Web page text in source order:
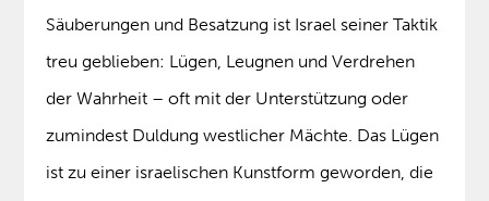
Säuberungen und Besatzung ist Israel seiner Taktik
treu geblieben: Lügen, Leugnen und Verdrehen
der Wahrheit – oft mit der Unterstützung oder
zumindest Duldung westlicher Mächte. Das Lügen
ist zu einer israelischen Kunstform geworden, die